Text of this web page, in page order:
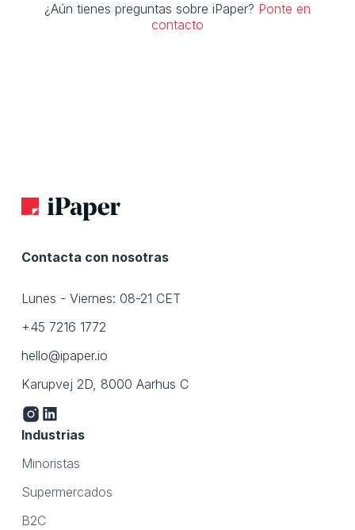
¿Aún tienes preguntas sobre iPaper? Ponte en
contacto
Contacta con nosotras
Lunes - Viernes: 08-21 CET
+45 7216 1772
hello@ipaper.io
Karupvej 2D, 8000 Aarhus C
Industrias
Minoristas
Supermercados
B2C